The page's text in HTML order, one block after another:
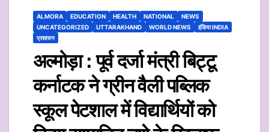
ALMORA EDUCATION HEALTH NATIONAL
NEWS
UNCATEGORIZED
UTTARAKHAND WORLD NEWS
इंडिया INDIA
प्रशासन
अल्मोड़ा : पूर्व दर्जा मंत्री बिट्टू
कर्नाटक ने ग्रीन वैली पब्लिक
स्कूल पेटशाल में विद्यार्थियों को